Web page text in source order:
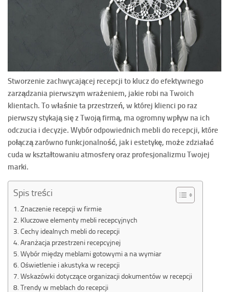
Stworzenie zachwycającej recepcji to klucz do efektywnego
zarządzania pierwszym wrażeniem, jakie robi na Twoich
klientach. To właśnie ta przestrzeń, w której klienci po raz
pierwszy stykają się z Twoją firmą, ma ogromny wpływ na ich
odczucia i decyzje. Wybór odpowiednich mebli do recepcji, które
połączą zarówno funkcjonalność, jak i estetykę, może zdziałać
cuda w kształtowaniu atmosfery oraz profesjonalizmu Twojej
marki.
Spis treści
Znaczenie recepcji w firmie
Kluczowe elementy mebli recepcyjnych
Cechy idealnych mebli do recepcji
Aranżacja przestrzeni recepcyjnej
Wybór między meblami gotowymi a na wymiar
Oświetlenie i akustyka w recepcji
Wskazówki dotyczące organizacji dokumentów w recepcji
Trendy w meblach do recepcji